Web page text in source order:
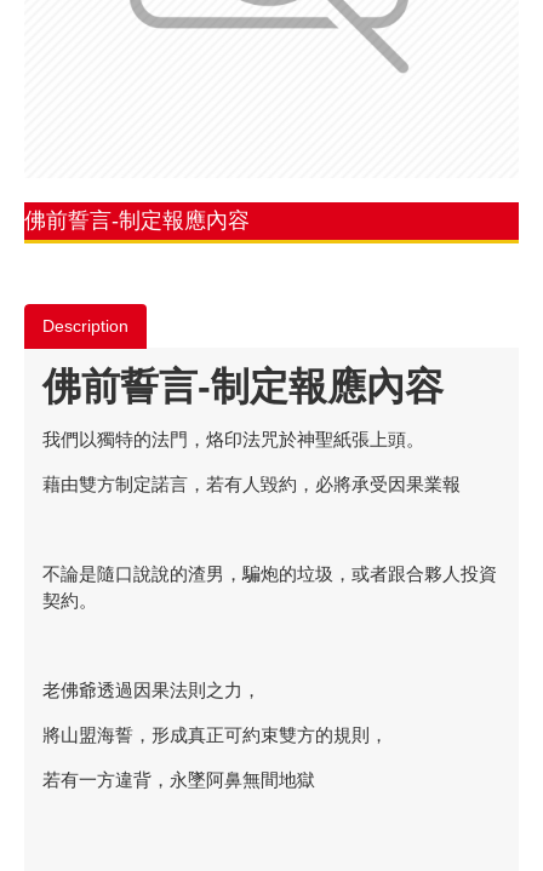
佛前誓言-制定報應內容
Description
佛前誓言-制定報應內容
我們以獨特的法門，烙印法咒於神聖紙張上頭。
藉由雙方制定諾言，若有人毀約，必將承受因果業報
不論是隨口說說的渣男，騙炮的垃圾，或者跟合夥人投資
契約。
老佛爺透過因果法則之力，
將山盟海誓，形成真正可約束雙方的規則，
若有一方違背，永墜阿鼻無間地獄